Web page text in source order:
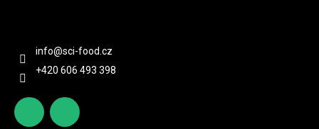
info@sci-food.cz
+420 606 493 398